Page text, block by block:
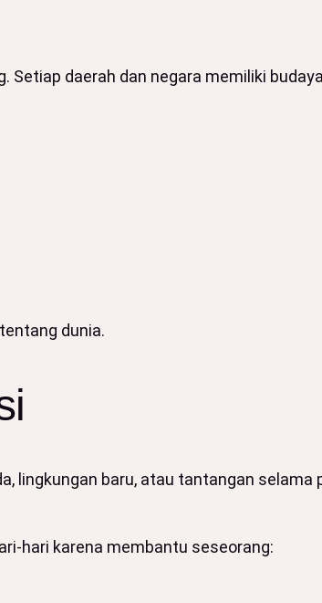
daerah dan negara memiliki
dunia.
lingkungan baru, atau tantangan selama
hari karena membantu seseorang: